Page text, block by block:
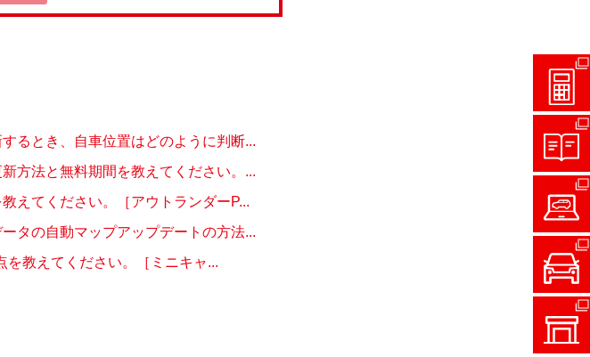
るとき、自車位置はどのように判断...
方法と無料期間を教えてください。...
えてください。［アウトランダーP...
タの自動マップアップデートの方法...
教えてください。［ミニキャ...